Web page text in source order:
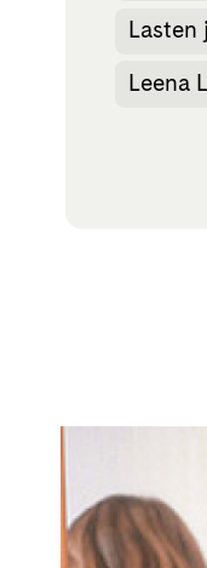
Lasten
Leena